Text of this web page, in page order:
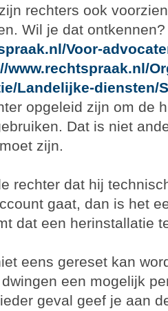
rechters ook
Wil je dat ontkennen?
Voor-
www.rechtspraak.nl/
Landelijke-diensten/
opgeleid zijn om de
Dat is niet
zijn.
rechter dat hij
gaat, dan is het
dat een herinstallatie
eens gereset kan
een mogelijk
geval geef je aan